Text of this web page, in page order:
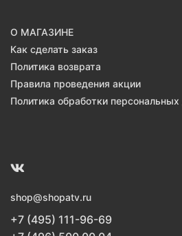
О МАГАЗИНЕ
Как сделать заказ
Политика возврата
Правила проведения акции
Политика обработки
shop@shopatv.ru
+7 (495) 111-96-69